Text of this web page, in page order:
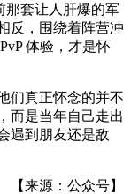
那套让人肝爆的军
反，围绕着阵营冲
体验，才是怀
们真正怀念的并不
而是当年自己走出
遇到朋友还是敌
【来源：公众号】